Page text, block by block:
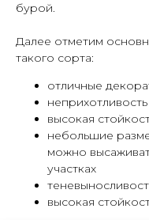
бурой.
Далее отметим
такого сорта:
отличные
высокая
небольшие
можно
участках
высокая